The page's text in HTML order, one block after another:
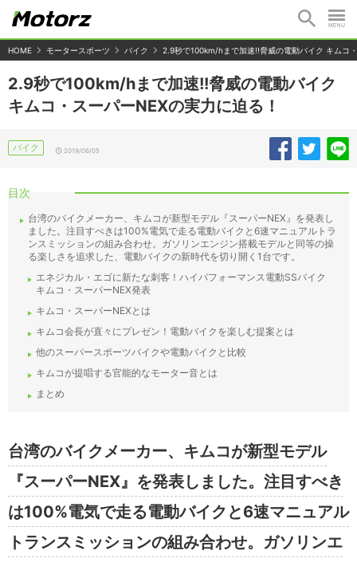
HOME モータースポーツ バイク 2.9秒で100km/hまで加速!!脅威の電動バイク キムコ
2.9秒で100km/hまで加速!!脅威の電動バイク
キムコ・スーパーNEXの実力に迫る！
バイク 2019/06/05
目次
台湾のバイクメーカー、キムコが新型モデル『スーパーNEX』を発表し
ました。注目すべきは100%電気で走る電動バイクと6速マニュアルトラ
ンスミッションの組み合わせ。ガソリンエンジン搭載モデルと同等の操
る楽しさを追求した、電動バイクの新時代を切り開く1台です。
エネジカル・エゴに新たな刺客！ハイパフォーマンス電動SSバイク
キムコ・スーパーNEX発表
キムコ・スーパーNEXとは
キムコ会長が直々にプレゼン！電動バイクを楽しむ提案とは
他のスーパースポーツバイクや電動バイクと比較
キムコが提唱する官能的なモーター音とは
まとめ
台湾のバイクメーカー、キムコが新型モデル
『スーパーNEX』を発表しました。注目すべき
は100%電気で走る電動バイクと6速マニュアル
トランスミッションの組み合わせ。ガソリンエ